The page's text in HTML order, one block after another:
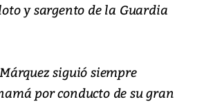
y sargento de la Guardia
siguió siempre
por conducto de su gran